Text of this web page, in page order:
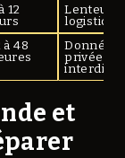
12 Lenteur
logistique
à 48 Données
privées
interdites
et